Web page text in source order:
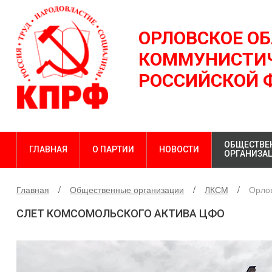
ОРЛОВСКОЕ
РОССИЙСКОЙ
ГЛАВНАЯ О ПАРТИИ НОВОСТИ
Главная Общественные организации ЛКСМ
СЛЕТ КОМСОМОЛЬСКОГО АКТИВА ЦФО